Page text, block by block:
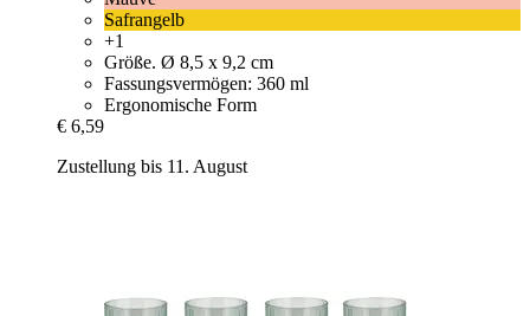
Safrangelb
+1
Größe. Ø 8,5 x 9,2 cm
Fassungsvermögen: 360 ml
Ergonomische Form
€ 6,59
Zustellung bis 11. August